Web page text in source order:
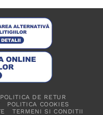
POLITICA DE RETUR
POLITICA COOKIES
TERMENI SI CONDITII